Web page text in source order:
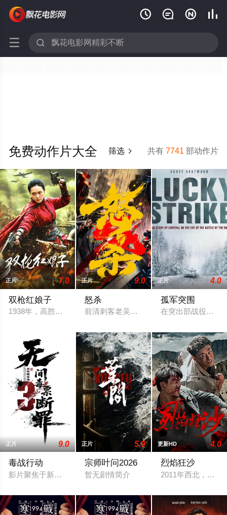
   
 
共有7741 部动作片
免费动作片大全 筛选 
正片 7.0
双枪红娘子
1938年，高胜男新婚之日，丈夫被日军残害，父辈亦遭屠戮。
正片 9.0
怒杀
前清刺客老吴隐姓埋名于药铺，却为守护
正片 4.0
孤军突围
在突出部战役中，
正片 9.0
毒战行动
影片聚焦于新型毒品对青少年的危害，对社会秩序的破坏为主
正片 5.0
宗师叶问2026
暂无剧情简介
更新HD 4.0
烈焰狂沙
2011年西北，禁毒